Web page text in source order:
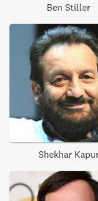
Ben Stiller
Shekhar